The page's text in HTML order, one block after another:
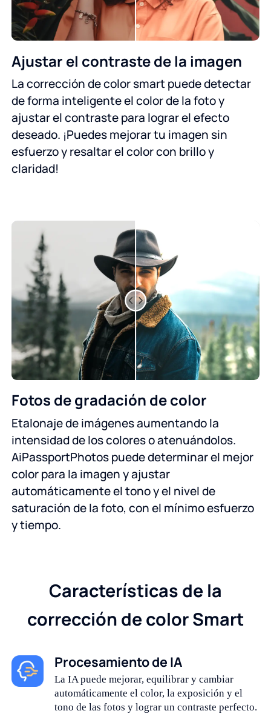
Ajustar el contraste de la imagen
La corrección de color smart puede detectar
de forma inteligente el color de la foto y
ajustar el contraste para lograr el efecto
deseado. ¡Puedes mejorar tu imagen sin
esfuerzo y resaltar el color con brillo y
claridad!
Fotos de gradación de color
Etalonaje de imágenes aumentando la
intensidad de los colores o atenuándolos.
AiPassportPhotos puede determinar el mejor
color para la imagen y ajustar
automáticamente el tono y el nivel de
saturación de la foto, con el mínimo esfuerzo
y tiempo.
Características de la
corrección de color Smart
Procesamiento de IA
La IA puede mejorar, equilibrar y cambiar
automáticamente el color, la exposición y el
tono de las fotos y lograr un contraste perfecto.